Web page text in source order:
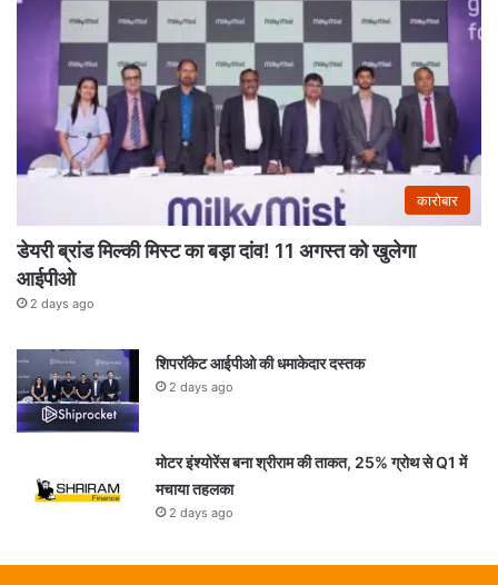
कारोबार
डेयरी ब्रांड मिल्की मिस्ट का बड़ा दांव! 11 अगस्त को खुलेगा
आईपीओ
2 days ago
शिपरॉकेट आईपीओ की धमाकेदार दस्तक
2 days ago
मोटर इंश्योरेंस बना श्रीराम की ताकत, 25% ग्रोथ से Q1 में
मचाया तहलका
2 days ago